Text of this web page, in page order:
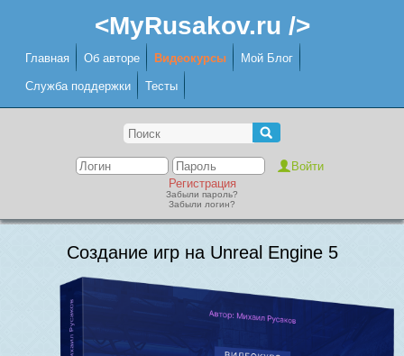
<MyRusakov.ru />
Главная Об авторе Видеокурсы Мой Блог
Служба поддержки Тесты
Регистрация
Забыли пароль?
Забыли логин?
Создание игр на Unreal Engine 5